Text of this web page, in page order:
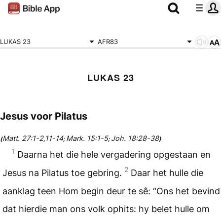
LUKAS 23 AFR83
LUKAS 23
Jesus voor Pilatus
(Matt. 27:1-2, 11-14;Mark. 15:1-5;Joh. 18:28-38)
1 Daarna het die hele vergadering opgestaan en
Jesus na Pilatus toe gebring. 2 Daar het hulle die
aanklag teen Hom begin deur te sê: “Ons het bevind
dat hierdie man ons volk ophits: hy belet hulle om